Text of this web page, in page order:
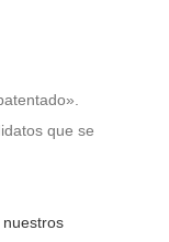
que se
nuestros